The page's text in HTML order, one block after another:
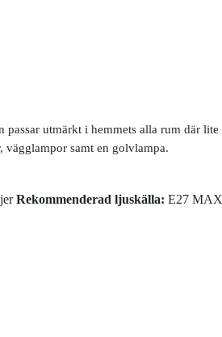
utmärkt i hemmets alla rum där
vägglampor samt en golvlampa.
Rekommenderad ljuskälla: E27